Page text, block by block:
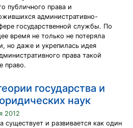
публичного права и
административно-
государственной службы. По
время не только не потеряла
но даже и укрепилась идея
права такой
право.
государства и
наук
2012
существует и развивается как один